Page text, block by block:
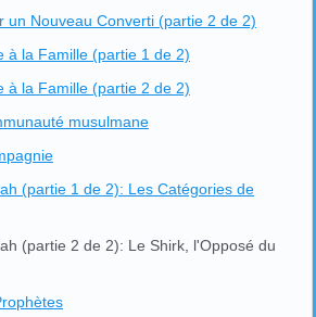
un Nouveau Converti (partie 2 de 2)
à la Famille (partie 1 de 2)
à la Famille (partie 2 de 2)
musulmane
(partie 1 de 2): Les Catégories de
(partie 2 de 2): Le Shirk, l'Opposé du